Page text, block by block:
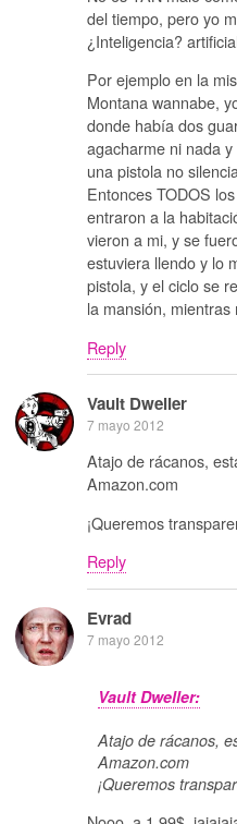
del tiempo, pero yo
¿Inteligencia?
Por ejemplo en la
Montana wannabe,
donde había dos
agacharme ni nada
una pistola no
Entonces TODOS
entraron a la
vieron a mi, y se
estuviera llendo y lo
pistola, y el ciclo se
la mansión,
Reply
Vault Dweller
7 mayo 2012
Atajo de rácanos,
Amazon.com
¡Queremos
Reply
Evrad
7 mayo 2012
Vault Dweller:
Atajo de rácanos,
Amazon.com
¡Queremos